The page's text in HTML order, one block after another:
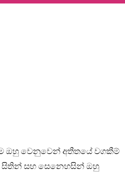
ඔහු වෙනුවෙන් අතීතයේ වගකීම්
සිතින් සහ සෙනෙහසින් ඔහු